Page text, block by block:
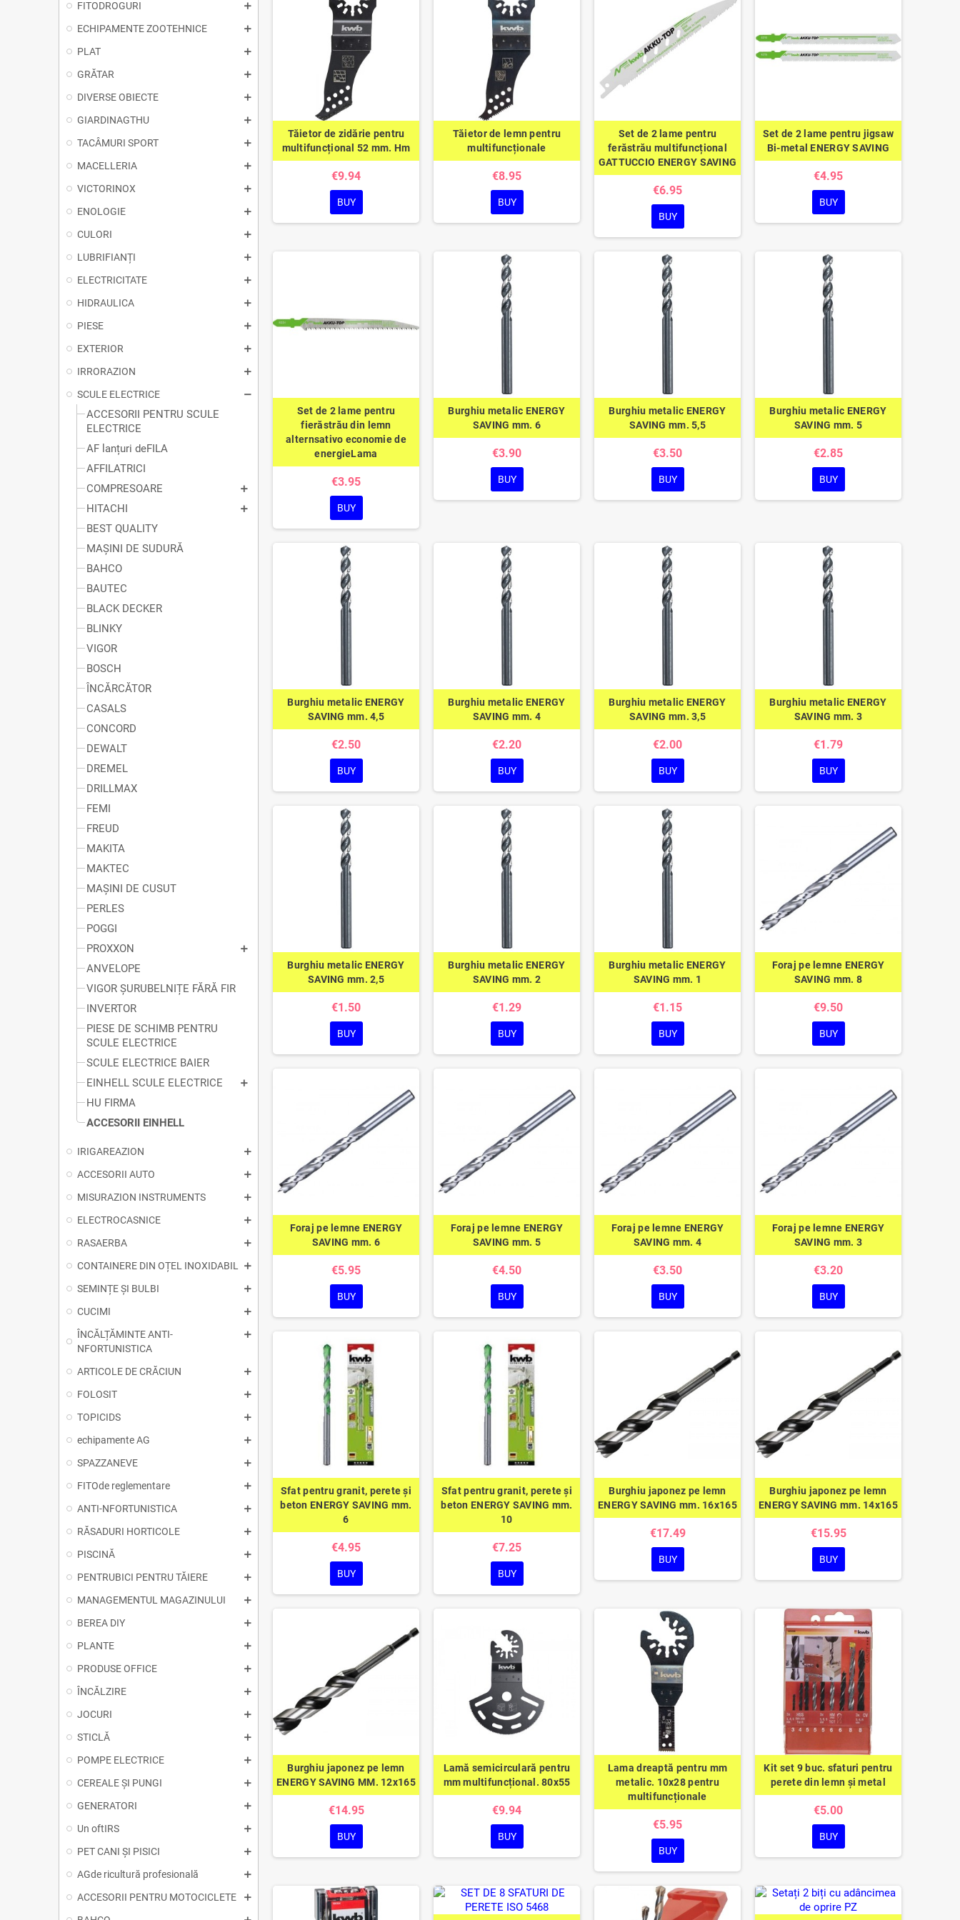
FITODROGURI
ECHIPAMENTE ZOOTEHNICE
PLAT
GRĂTAR
DIVERSE OBIECTE
GIARDINAGTHU
TACÂMURI SPORT
MACELLERIA
VICTORINOX
ENOLOGIE
CULORI
LUBRIFIANȚI
ELECTRICITATE
HIDRAULICA
PIESE
EXTERIOR
IRRORAZION
SCULE ELECTRICE
ACCESORII PENTRU SCULE
ELECTRICE
AF lanțuri deFILA
AFFILATRICI
COMPRESOARE
HITACHI
BEST QUALITY
MAȘINI DE SUDURĂ
BAHCO
BAUTEC
BLACK DECKER
BLINKY
VIGOR
BOSCH
ÎNCĂRCĂTOR
CASALS
CONCORD
DEWALT
DREMEL
DRILLMAX
FEMI
FREUD
MAKITA
MAKTEC
MAȘINI DE CUSUT
PERLES
POGGI
PROXXON
ANVELOPE
VIGOR ȘURUBELNIȚE FĂRĂ FIR
INVERTOR
PIESE DE SCHIMB PENTRU
SCULE ELECTRICE
SCULE ELECTRICE BAIER
EINHELL SCULE ELECTRICE
HU FIRMA
ACCESORII EINHELL
IRIGAREAZION
ACCESORII AUTO
MISURAZION INSTRUMENTS
ELECTROCASNICE
RASAERBA
CONTAINERE DIN OȚEL INOXIDABIL
SEMINȚE ȘI BULBI
CUCIMI
ÎNCĂLȚĂMINTE ANTI-
NFORTUNISTICA
ARTICOLE DE CRĂCIUN
FOLOSIT
TOPICIDS
echipamente AG
SPAZZANEVE
FITOde reglementare
ANTI-NFORTUNISTICA
RĂSADURI HORTICOLE
PISCINĂ
PENTRUBICI PENTRU TĂIERE
MANAGEMENTUL MAGAZINULUI
BEREA DIY
PLANTE
PRODUSE OFFICE
ÎNCĂLZIRE
JOCURI
STICLĂ
POMPE ELECTRICE
CEREALE ȘI PUNGI
GENERATORI
Un oftIRS
PET CANI ȘI PISICI
AGde ricultură profesională
ACCESORII PENTRU MOTOCICLETE
Tăietor de zidărie pentru
multifuncțional 52 mm. Hm
€9.94
BUY
Tăietor de lemn pentru
multifuncționale
€8.95
BUY
Set de 2 lame pentru
ferăstrău multifuncțional
GATTUCCIO ENERGY SAVING
€6.95
BUY
Set de 2 lame pentru jigsaw
Bi-metal ENERGY SAVING
€4.95
BUY
Set de 2 lame pentru
fierăstrău din lemn
alternsativo economie de
energieLama
€3.95
BUY
Burghiu metalic ENERGY
SAVING mm. 6
€3.90
BUY
Burghiu metalic ENERGY
SAVING mm. 5,5
€3.50
BUY
Burghiu metalic ENERGY
SAVING mm. 5
€2.85
BUY
Burghiu metalic ENERGY
SAVING mm. 4,5
€2.50
BUY
Burghiu metalic ENERGY
SAVING mm. 4
€2.20
BUY
Burghiu metalic ENERGY
SAVING mm. 3,5
€2.00
BUY
Burghiu metalic ENERGY
SAVING mm. 3
€1.79
BUY
Burghiu metalic ENERGY
SAVING mm. 2,5
€1.50
BUY
Burghiu metalic ENERGY
SAVING mm. 2
€1.29
BUY
Burghiu metalic ENERGY
SAVING mm. 1
€1.15
BUY
Foraj pe lemne ENERGY
SAVING mm. 8
€9.50
BUY
Foraj pe lemne ENERGY
SAVING mm. 6
€5.95
BUY
Foraj pe lemne ENERGY
SAVING mm. 5
€4.50
BUY
Foraj pe lemne ENERGY
SAVING mm. 4
€3.50
BUY
Foraj pe lemne ENERGY
SAVING mm. 3
€3.20
BUY
Sfat pentru granit, perete și
beton ENERGY SAVING mm.
6
€4.95
BUY
Sfat pentru granit, perete și
beton ENERGY SAVING mm.
10
€7.25
BUY
Burghiu japonez pe lemn
ENERGY SAVING mm. 16x165
€17.49
BUY
Burghiu japonez pe lemn
ENERGY SAVING mm. 14x165
€15.95
BUY
Burghiu japonez pe lemn
ENERGY SAVING MM. 12x165
€14.95
BUY
Lamă semicirculară pentru
mm multifuncțional. 80x55
€9.94
BUY
Lama dreaptă pentru mm
metalic. 10x28 pentru
multifuncționale
€5.95
BUY
Kit set 9 buc. sfaturi pentru
perete din lemn și metal
€5.00
BUY